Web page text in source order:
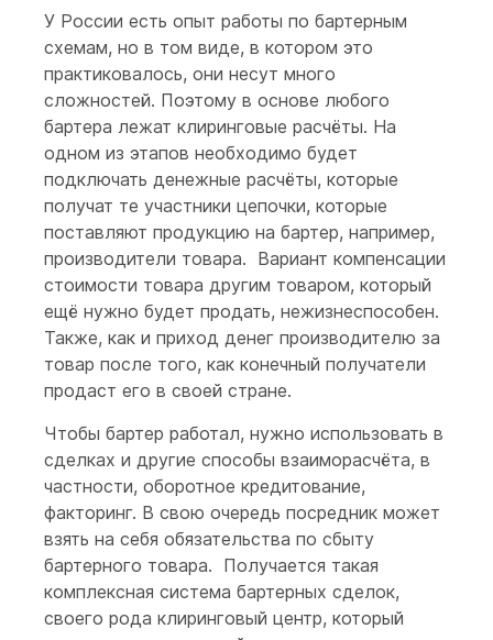
У России есть опыт работы по бартерным
схемам, но в том виде, в котором это
практиковалось, они несут много
сложностей. Поэтому в основе любого
бартера лежат клиринговые расчёты. На
одном из этапов необходимо будет
подключать денежные расчёты, которые
получат те участники цепочки, которые
поставляют продукцию на бартер, например,
производители товара. Вариант компенсации
стоимости товара другим товаром, который
ещё нужно будет продать, нежизнеспособен.
Также, как и приход денег производителю за
товар после того, как конечный получатели
продаст его в своей стране.
Чтобы бартер работал, нужно использовать в
сделках и другие способы взаиморасчёта, в
частности, оборотное кредитование,
факторинг. В свою очередь посредник может
взять на себя обязательства по сбыту
бартерного товара. Получается такая
комплексная система бартерных сделок,
своего рода клиринговый центр, который